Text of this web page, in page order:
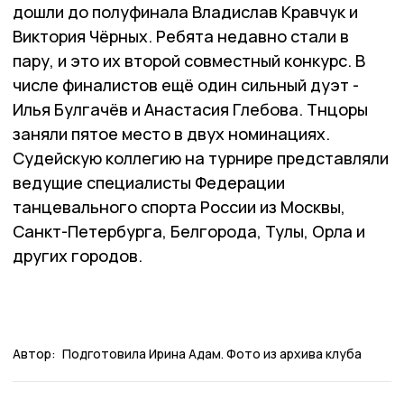
дошли до полуфинала Владислав Кравчук и
Виктория Чёрных. Ребята недавно стали в
пару, и это их второй совместный конкурс. В
числе финалистов ещё один сильный дуэт -
Илья Булгачёв и Анастасия Глебова. Тнцоры
заняли пятое место в двух номинациях.
Судейскую коллегию на турнире представляли
ведущие специалисты Федерации
танцевального спорта России из Москвы,
Санкт-Петербурга, Белгорода, Тулы, Орла и
других городов.
Автор: Подготовила Ирина Адам. Фото из архива клуба